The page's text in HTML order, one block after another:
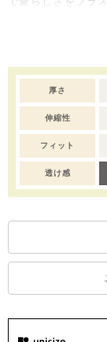
なアイテムとコー
厚さ
伸縮性
フィット
透け感